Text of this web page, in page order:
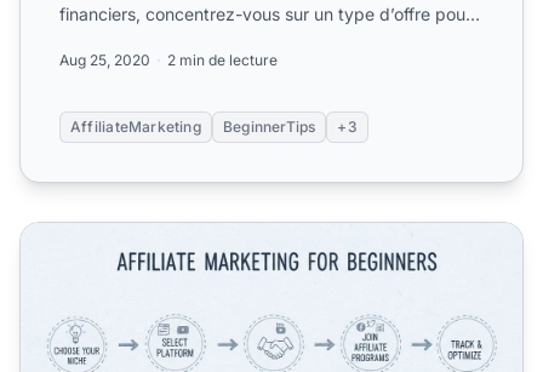
financiers, concentrez-vous sur un type d’offre pour
Aug 25, 2020 2 min de lecture
AffiliateMarketing BeginnerTips +3
Comment démarrer le marketing d'affiliation ? Guide